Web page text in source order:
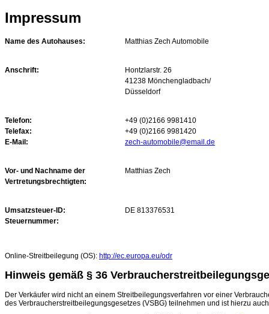
Impressum
Name des Autohauses: Matthias Zech Automobile
Anschrift:
Hontzlarstr. 26
41238 Mönchengladbach/
Düsseldorf
Telefon:
+49 (0)2166 9981410
Telefax:
+49 (0)2166 9981420
E-Mail:
zech-automobile@email.de
Vor- und Nachname der
Vertretungsbrechtigten:
Matthias Zech
Umsatzsteuer-ID:
DE 813376531
Steuernummer:
Online-Streitbeilegung (OS): http://ec.europa.eu/odr
Hinweis gemäß § 36
Der Verkäufer wird nicht an einem Streitbeilegungsverfahren vor einer
des Verbraucherstreitbeilegungsgesetzes (VSBG) teilnehmen und ist hierzu